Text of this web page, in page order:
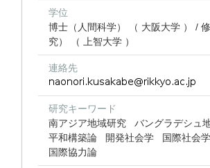
学位
博士（人間科学） （ 大阪大学 ） /
究） （ 上智大学 ）
連絡先
研究キーワード
南アジア地域研究
バングラデシュ
平和構築論
開発社会学
国際社会学
国際協力論